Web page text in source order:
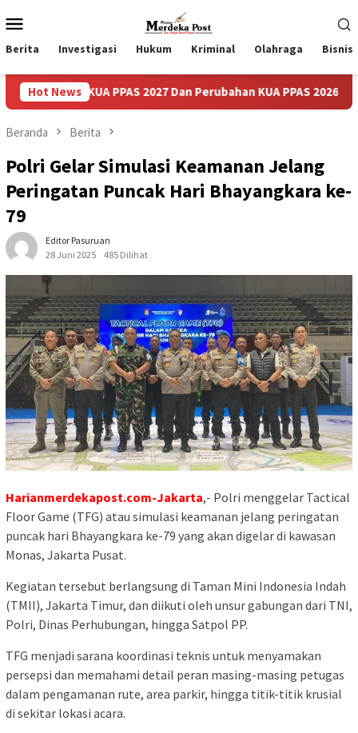
ke
kontenMobile
Berita Investigasi Hukum Kriminal Olahraga Bisnis
Hot News
PPAS 2027 Dan Perubahan KUA PPAS 2026 Pasca Viral
Beranda Berita
Polri Gelar Simulasi Keamanan Jelang
Peringatan Puncak Hari Bhayangkara ke-
79
Editor Pasuruan
28 Juni 2025
485 Dilihat
Harianmerdekapost.com-Jakarta,- Polri menggelar Tactical
Floor Game (TFG) atau simulasi keamanan jelang peringatan
puncak hari Bhayangkara ke-79 yang akan digelar di kawasan
Monas, Jakarta Pusat.
Kegiatan tersebut berlangsung di Taman Mini Indonesia Indah
(TMII), Jakarta Timur, dan diikuti oleh unsur gabungan dari TNI,
Polri, Dinas Perhubungan, hingga Satpol PP.
TFG menjadi sarana koordinasi teknis untuk menyamakan
persepsi dan memahami detail peran masing-masing petugas
dalam pengamanan rute, area parkir, hingga titik-titik krusial
di sekitar lokasi acara.